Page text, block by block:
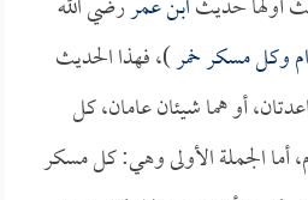
وكل مسكر خمر)، فهذا الحديث
أو هما شيئان عامان، كل
أما الجملة الأولى وهي: كل مسكر